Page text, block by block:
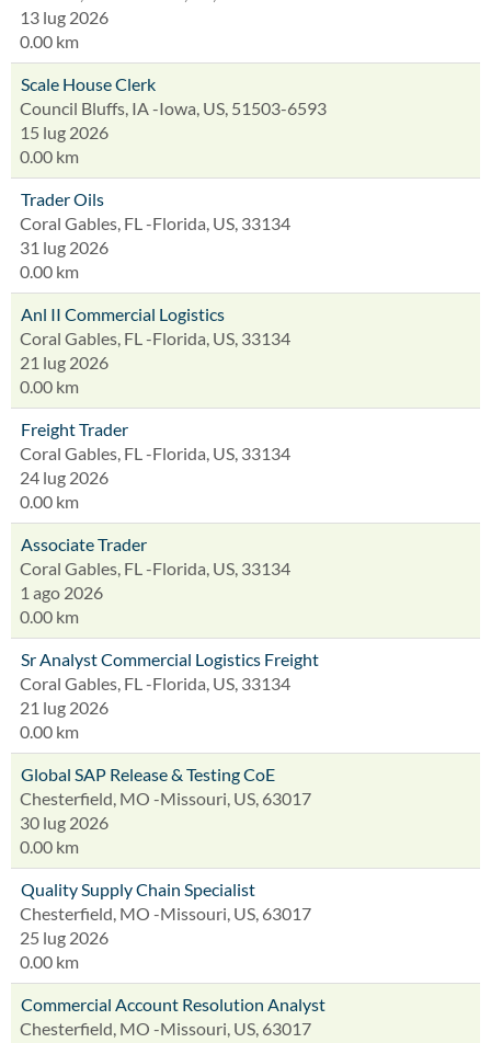
13 lug 2026
0.00 km
Scale House Clerk
Council Bluffs, IA -Iowa, US, 51503-6593
15 lug 2026
0.00 km
Trader Oils
Coral Gables, FL -Florida, US, 33134
31 lug 2026
0.00 km
Anl II Commercial Logistics
Coral Gables, FL -Florida, US, 33134
21 lug 2026
0.00 km
Freight Trader
Coral Gables, FL -Florida, US, 33134
24 lug 2026
0.00 km
Associate Trader
Coral Gables, FL -Florida, US, 33134
1 ago 2026
0.00 km
Sr Analyst Commercial Logistics Freight
Coral Gables, FL -Florida, US, 33134
21 lug 2026
0.00 km
Global SAP Release & Testing CoE
Chesterfield, MO -Missouri, US, 63017
30 lug 2026
0.00 km
Quality Supply Chain Specialist
Chesterfield, MO -Missouri, US, 63017
25 lug 2026
0.00 km
Commercial Account Resolution Analyst
Chesterfield, MO -Missouri, US, 63017